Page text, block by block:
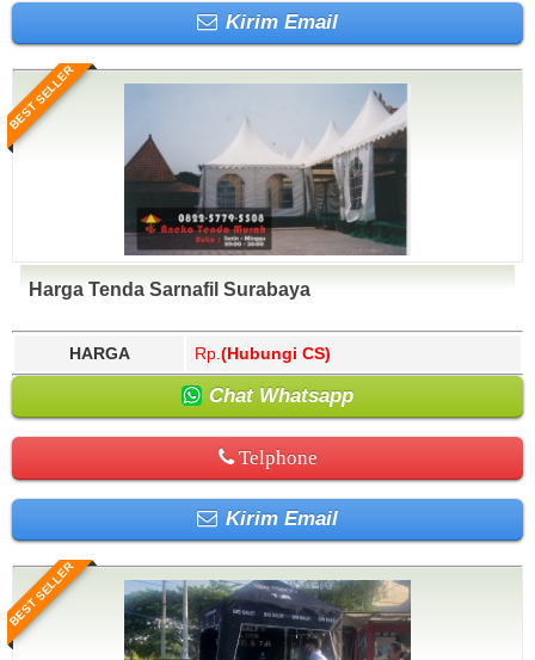
Kirim Email
BEST SELLER
Harga Tenda Sarnafil Surabaya
HARGA Rp. (Hubungi CS)
Chat Whatsapp
Telphone
Kirim Email
BEST SELLER